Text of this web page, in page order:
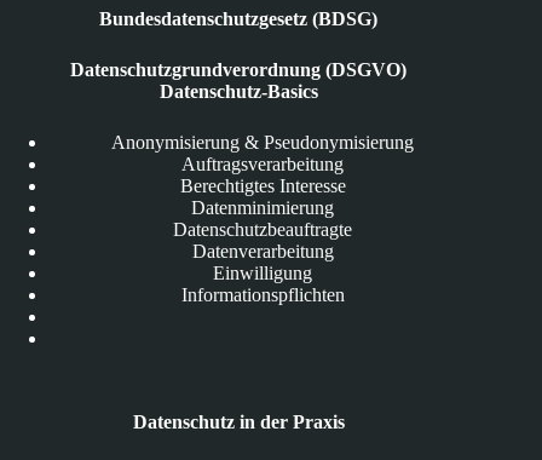
Bundesdatenschutzgesetz (BDSG)
Datenschutzgrundverordnung (DSGVO)
Datenschutz-Basics
Anonymisierung & Pseudonymisierung
Auftragsverarbeitung
Berechtigtes Interesse
Datenminimierung
Datenschutzbeauftragte
Datenverarbeitung
Einwilligung
Informationspflichten
Datenschutz in der Praxis